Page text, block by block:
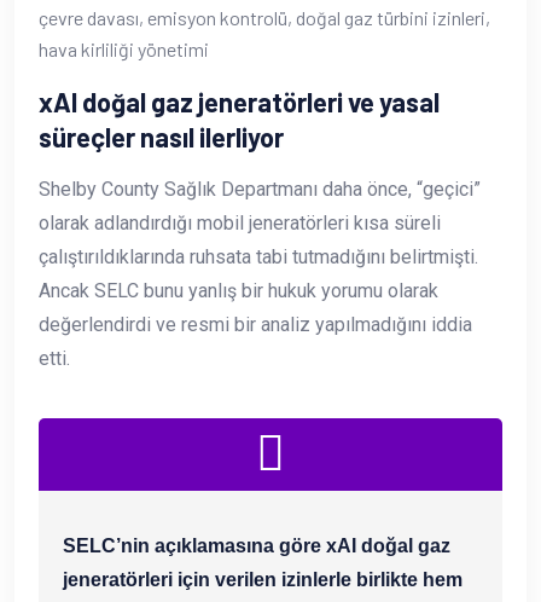
çevre davası, emisyon kontrolü, doğal gaz türbini izinleri,
hava kirliliği yönetimi
xAI doğal gaz jeneratörleri ve yasal
süreçler nasıl ilerliyor
Shelby County Sağlık Departmanı daha önce, “geçici”
olarak adlandırdığı mobil jeneratörleri kısa süreli
çalıştırıldıklarında ruhsata tabi tutmadığını belirtmişti.
Ancak SELC bunu yanlış bir hukuk yorumu olarak
değerlendirdi ve resmi bir analiz yapılmadığını iddia
etti.
SELC’nin açıklamasına göre xAI doğal gaz
jeneratörleri için verilen izinlerle birlikte hem